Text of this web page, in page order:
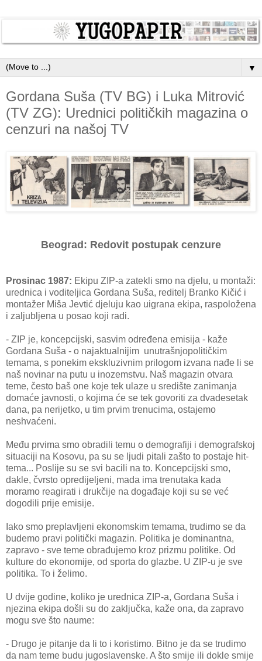
▼
Gordana Suša (TV BG) i Luka Mitrović
(TV ZG): Urednici političkih magazina o
cenzuri na našoj TV
Beograd: Redovit postupak cenzure
Prosinac 1987: Ekipu ZIP-a zatekli smo na djelu, u montaži:
urednica i voditeljica Gordana Suša, reditelj Branko Kičić i
montažer Miša Jevtić djeluju kao uigrana ekipa, raspoložena
i zaljubljena u posao koji radi.
- ZIP je, koncepcijski, sasvim određena emisija - kaže
Gordana Suša - o najaktualnijim unutrašnjopolitičkim
temama, s ponekim ekskluzivnim prilogom izvana nađe li se
naš novinar na putu u inozemstvu. Naš magazin otvara
teme, često baš one koje tek ulaze u središte zanimanja
domaće javnosti, o kojima će se tek govoriti za dvadesetak
dana, pa nerijetko, u tim prvim trenucima, ostajemo
neshvaćeni.
Među prvima smo obradili temu o demografiji i demografskoj
situaciji na Kosovu, pa su se ljudi pitali zašto to postaje hit-
tema... Poslije su se svi bacili na to. Koncepcijski smo,
dakle, čvrsto opredijeljeni, mada ima trenutaka kada
moramo reagirati i drukčije na događaje koji su se već
dogodili prije emisije.
Iako smo preplavljeni ekonomskim temama, trudimo se da
budemo pravi politički magazin. Politika je dominantna,
zapravo - sve teme obrađujemo kroz prizmu politike. Od
kulture do ekonomije, od sporta do glazbe. U ZIP-u je sve
politika. To i želimo.
U dvije godine, koliko je urednica ZIP-a, Gordana Suša i
njezina ekipa došli su do zaključka, kaže ona, da zapravo
mogu sve što naume:
- Drugo je pitanje da li to i koristimo. Bitno je da se trudimo
da nam teme budu jugoslavenske. A što smije ili dokle smije